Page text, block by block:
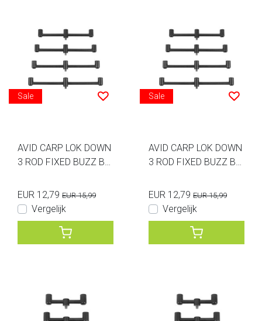
Sale
AVID CARP LOK DOWN
3 ROD FIXED BUZZ BA
EUR 12,79 EUR 15,99
Vergelijk
Sale
AVID CARP LOK DOWN
3 ROD FIXED BUZZ BA
EUR 12,79 EUR 15,99
Vergelijk